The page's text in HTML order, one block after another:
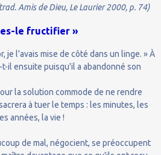
Amis de Dieu, Le Laurier 2000, p. 74)
le fructifier »
je l'avais mise de côté dans un linge. » À
il ensuite puisqu'il a abandonné son
la solution commode de ne rendre
à tuer le temps : les minutes, les
années, la vie !
de mal, négocient, se préoccupent